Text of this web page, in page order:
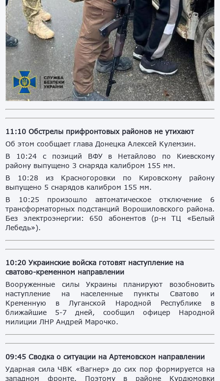
11:10 Обстрелы прифронтовых районов не утихают
Об этом сообщает глава Донецка Алексей Кулемзин.
В 10:24 с позиций ВФУ в Нетайлово по Киевскому
району выпущено 3 снаряда калибром 155 мм.
В 10:28 из Красногоровки по Кировскому району
выпущено 5 снарядов калибром 155 мм.
В 10:25 произошло автоматическое отключение 6
трансформаторных подстанций Ворошиловского района.
Без электроэнергии: 650 абонентов (р-н ТЦ «Белый
Лебедь»).
10:20 Украинские войска готовят наступление на
сватово-кременном направлении
Вооруженные силы Украины планируют возобновить
наступление на населенные пункты Сватово и
Кременную в Луганской Народной Республике в
ближайшие 5-7 дней, сообщил офицер Народной
милиции ЛНР Андрей Марочко.
09:45 Сводка о ситуации на Артемовском направлении
Ударная сила ЧВК «Вагнер» до сих пор формируется на
западном фронте. Поэтому в районе Курдюмовки